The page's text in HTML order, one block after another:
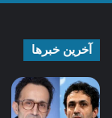
آخرین خبرها